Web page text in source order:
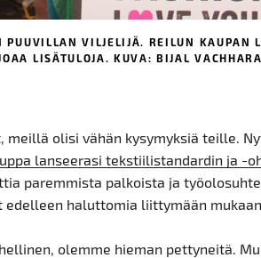
VILJELIJÄ. REILUN KAUPAN
LISÄTULOJA. KUVA: BIJAL
meillä olisi vähän kysymyksiä teille.
lanseerasi tekstiilistandardin ja -
paremmista palkoista ja
edelleen haluttomia liittymään
olemme hieman pettyneitä.